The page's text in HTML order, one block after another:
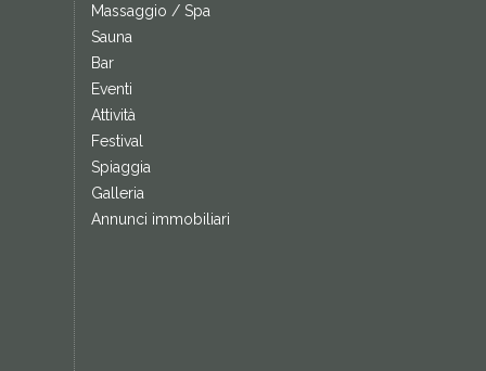
Massaggio / Spa
Sauna
Bar
Eventi
Attività
Festival
Spiaggia
Galleria
Annunci immobiliari